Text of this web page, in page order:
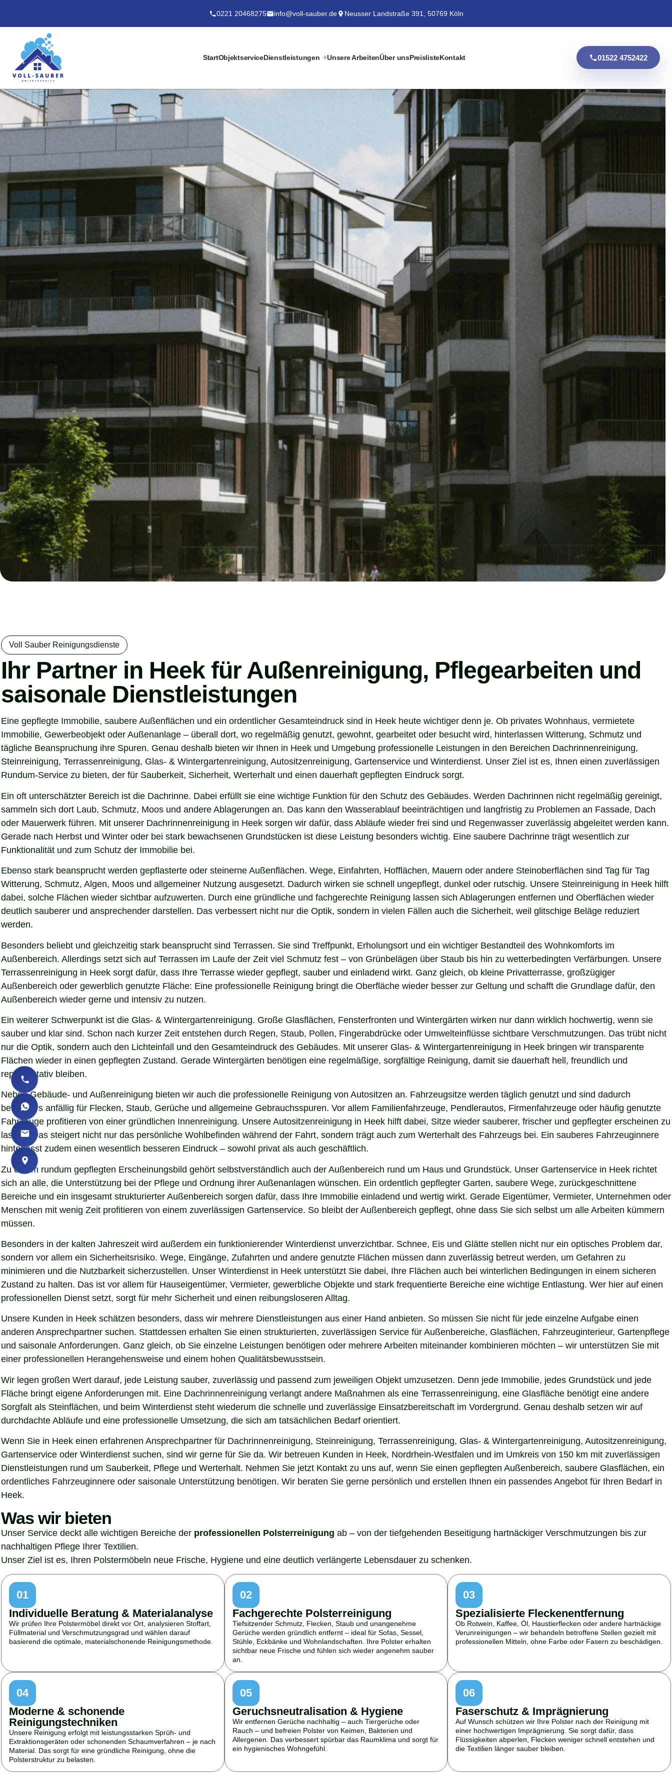
0221 20468275 info@voll-sauber.de Neusser Landstraße 391, 50769 Köln
StartObjektserviceDienstleistungen Unsere ArbeitenÜber unsPreislisteKontakt 01522 4752422
Voll Sauber Reinigungsdienste
Ihr Partner in Heek für Außenreinigung, Pflegearbeiten und
saisonale Dienstleistungen
Eine gepflegte Immobilie, saubere Außenflächen und ein ordentlicher Gesamteindruck sind in Heek heute wichtiger denn je. Ob privates Wohnhaus, vermietete
Immobilie, Gewerbeobjekt oder Außenanlage – überall dort, wo regelmäßig genutzt, gewohnt, gearbeitet oder besucht wird, hinterlassen Witterung, Schmutz und
tägliche Beanspruchung ihre Spuren. Genau deshalb bieten wir Ihnen in Heek und Umgebung professionelle Leistungen in den Bereichen Dachrinnenreinigung,
Steinreinigung, Terrassenreinigung, Glas- & Wintergartenreinigung, Autositzenreinigung, Gartenservice und Winterdienst. Unser Ziel ist es, Ihnen einen zuverlässigen
Rundum-Service zu bieten, der für Sauberkeit, Sicherheit, Werterhalt und einen dauerhaft gepflegten Eindruck sorgt.
Ein oft unterschätzter Bereich ist die Dachrinne. Dabei erfüllt sie eine wichtige Funktion für den Schutz des Gebäudes. Werden Dachrinnen nicht regelmäßig gereinigt,
sammeln sich dort Laub, Schmutz, Moos und andere Ablagerungen an. Das kann den Wasserablauf beeinträchtigen und langfristig zu Problemen an Fassade, Dach
oder Mauerwerk führen. Mit unserer Dachrinnenreinigung in Heek sorgen wir dafür, dass Abläufe wieder frei sind und Regenwasser zuverlässig abgeleitet werden kann.
Gerade nach Herbst und Winter oder bei stark bewachsenen Grundstücken ist diese Leistung besonders wichtig. Eine saubere Dachrinne trägt wesentlich zur
Funktionalität und zum Schutz der Immobilie bei.
Ebenso stark beansprucht werden gepflasterte oder steinerne Außenflächen. Wege, Einfahrten, Hofflächen, Mauern oder andere Steinoberflächen sind Tag für Tag
Witterung, Schmutz, Algen, Moos und allgemeiner Nutzung ausgesetzt. Dadurch wirken sie schnell ungepflegt, dunkel oder rutschig. Unsere Steinreinigung in Heek hilft
dabei, solche Flächen wieder sichtbar aufzuwerten. Durch eine gründliche und fachgerechte Reinigung lassen sich Ablagerungen entfernen und Oberflächen wieder
deutlich sauberer und ansprechender darstellen. Das verbessert nicht nur die Optik, sondern in vielen Fällen auch die Sicherheit, weil glitschige Beläge reduziert
werden.
Besonders beliebt und gleichzeitig stark beansprucht sind Terrassen. Sie sind Treffpunkt, Erholungsort und ein wichtiger Bestandteil des Wohnkomforts im
Außenbereich. Allerdings setzt sich auf Terrassen im Laufe der Zeit viel Schmutz fest – von Grünbelägen über Staub bis hin zu wetterbedingten Verfärbungen. Unsere
Terrassenreinigung in Heek sorgt dafür, dass Ihre Terrasse wieder gepflegt, sauber und einladend wirkt. Ganz gleich, ob kleine Privatterrasse, großzügiger
Außenbereich oder gewerblich genutzte Fläche: Eine professionelle Reinigung bringt die Oberfläche wieder besser zur Geltung und schafft die Grundlage dafür, den
Außenbereich wieder gerne und intensiv zu nutzen.
Ein weiterer Schwerpunkt ist die Glas- & Wintergartenreinigung. Große Glasflächen, Fensterfronten und Wintergärten wirken nur dann wirklich hochwertig, wenn sie
sauber und klar sind. Schon nach kurzer Zeit entstehen durch Regen, Staub, Pollen, Fingerabdrücke oder Umwelteinflüsse sichtbare Verschmutzungen. Das trübt nicht
nur die Optik, sondern auch den Lichteinfall und den Gesamteindruck des Gebäudes. Mit unserer Glas- & Wintergartenreinigung in Heek bringen wir transparente
Flächen wieder in einen gepflegten Zustand. Gerade Wintergärten benötigen eine regelmäßige, sorgfältige Reinigung, damit sie dauerhaft hell, freundlich und
repräsentativ bleiben.
Neben Gebäude- und Außenreinigung bieten wir auch die professionelle Reinigung von Autositzen an. Fahrzeugsitze werden täglich genutzt und sind dadurch
besonders anfällig für Flecken, Staub, Gerüche und allgemeine Gebrauchsspuren. Vor allem Familienfahrzeuge, Pendlerautos, Firmenfahrzeuge oder häufig genutzte
Fahrzeuge profitieren von einer gründlichen Innenreinigung. Unsere Autositzenreinigung in Heek hilft dabei, Sitze wieder sauberer, frischer und gepflegter erscheinen zu
lassen. Das steigert nicht nur das persönliche Wohlbefinden während der Fahrt, sondern trägt auch zum Werterhalt des Fahrzeugs bei. Ein sauberes Fahrzeuginnere
hinterlässt zudem einen wesentlich besseren Eindruck – sowohl privat als auch geschäftlich.
Zu einem rundum gepflegten Erscheinungsbild gehört selbstverständlich auch der Außenbereich rund um Haus und Grundstück. Unser Gartenservice in Heek richtet
sich an alle, die Unterstützung bei der Pflege und Ordnung ihrer Außenanlagen wünschen. Ein ordentlich gepflegter Garten, saubere Wege, zurückgeschnittene
Bereiche und ein insgesamt strukturierter Außenbereich sorgen dafür, dass Ihre Immobilie einladend und wertig wirkt. Gerade Eigentümer, Vermieter, Unternehmen oder
Menschen mit wenig Zeit profitieren von einem zuverlässigen Gartenservice. So bleibt der Außenbereich gepflegt, ohne dass Sie sich selbst um alle Arbeiten kümmern
müssen.
Besonders in der kalten Jahreszeit wird außerdem ein funktionierender Winterdienst unverzichtbar. Schnee, Eis und Glätte stellen nicht nur ein optisches Problem dar,
sondern vor allem ein Sicherheitsrisiko. Wege, Eingänge, Zufahrten und andere genutzte Flächen müssen dann zuverlässig betreut werden, um Gefahren zu
minimieren und die Nutzbarkeit sicherzustellen. Unser Winterdienst in Heek unterstützt Sie dabei, Ihre Flächen auch bei winterlichen Bedingungen in einem sicheren
Zustand zu halten. Das ist vor allem für Hauseigentümer, Vermieter, gewerbliche Objekte und stark frequentierte Bereiche eine wichtige Entlastung. Wer hier auf einen
professionellen Dienst setzt, sorgt für mehr Sicherheit und einen reibungsloseren Alltag.
Unsere Kunden in Heek schätzen besonders, dass wir mehrere Dienstleistungen aus einer Hand anbieten. So müssen Sie nicht für jede einzelne Aufgabe einen
anderen Ansprechpartner suchen. Stattdessen erhalten Sie einen strukturierten, zuverlässigen Service für Außenbereiche, Glasflächen, Fahrzeuginterieur, Gartenpflege
und saisonale Anforderungen. Ganz gleich, ob Sie einzelne Leistungen benötigen oder mehrere Arbeiten miteinander kombinieren möchten – wir unterstützen Sie mit
einer professionellen Herangehensweise und einem hohen Qualitätsbewusstsein.
Wir legen großen Wert darauf, jede Leistung sauber, zuverlässig und passend zum jeweiligen Objekt umzusetzen. Denn jede Immobilie, jedes Grundstück und jede
Fläche bringt eigene Anforderungen mit. Eine Dachrinnenreinigung verlangt andere Maßnahmen als eine Terrassenreinigung, eine Glasfläche benötigt eine andere
Sorgfalt als Steinflächen, und beim Winterdienst steht wiederum die schnelle und zuverlässige Einsatzbereitschaft im Vordergrund. Genau deshalb setzen wir auf
durchdachte Abläufe und eine professionelle Umsetzung, die sich am tatsächlichen Bedarf orientiert.
Wenn Sie in Heek einen erfahrenen Ansprechpartner für Dachrinnenreinigung, Steinreinigung, Terrassenreinigung, Glas- & Wintergartenreinigung, Autositzenreinigung,
Gartenservice oder Winterdienst suchen, sind wir gerne für Sie da. Wir betreuen Kunden in Heek, Nordrhein-Westfalen und im Umkreis von 150 km mit zuverlässigen
Dienstleistungen rund um Sauberkeit, Pflege und Werterhalt. Nehmen Sie jetzt Kontakt zu uns auf, wenn Sie einen gepflegten Außenbereich, saubere Glasflächen, ein
ordentliches Fahrzeuginnere oder saisonale Unterstützung benötigen. Wir beraten Sie gerne persönlich und erstellen Ihnen ein passendes Angebot für Ihren Bedarf in
Heek.
Was wir bieten
Unser Service deckt alle wichtigen Bereiche der professionellen Polsterreinigung ab – von der tiefgehenden Beseitigung hartnäckiger Verschmutzungen bis zur
nachhaltigen Pflege Ihrer Textilien.
Unser Ziel ist es, Ihren Polstermöbeln neue Frische, Hygiene und eine deutlich verlängerte Lebensdauer zu schenken.
01
Individuelle Beratung & Materialanalyse
Wir prüfen Ihre Polstermöbel direkt vor Ort, analysieren Stoffart,
Füllmaterial und Verschmutzungsgrad und wählen darauf
basierend die optimale, materialschonende Reinigungsmethode.
02
Fachgerechte Polsterreinigung
Tiefsitzender Schmutz, Flecken, Staub und unangenehme
Gerüche werden gründlich entfernt – ideal für Sofas, Sessel,
Stühle, Eckbänke und Wohnlandschaften. Ihre Polster erhalten
sichtbar neue Frische und fühlen sich wieder angenehm sauber
an.
03
Spezialisierte Fleckenentfernung
Ob Rotwein, Kaffee, Öl, Haustierflecken oder andere hartnäckige
Verunreinigungen – wir behandeln betroffene Stellen gezielt mit
professionellen Mitteln, ohne Farbe oder Fasern zu beschädigen.
04
Moderne & schonende
Reinigungstechniken
Unsere Reinigung erfolgt mit leistungsstarken Sprüh- und
Extraktionsgeräten oder schonenden Schaumverfahren – je nach
Material. Das sorgt für eine gründliche Reinigung, ohne die
Polsterstruktur zu belasten.
05
Geruchsneutralisation & Hygiene
Wir entfernen Gerüche nachhaltig – auch Tiergerüche oder
Rauch – und befreien Polster von Keimen, Bakterien und
Allergenen. Das verbessert spürbar das Raumklima und sorgt für
ein hygienisches Wohngefühl.
06
Faserschutz & Imprägnierung
Auf Wunsch schützen wir Ihre Polster nach der Reinigung mit
einer hochwertigen Imprägnierung. Sie sorgt dafür, dass
Flüssigkeiten abperlen, Flecken weniger schnell entstehen und
die Textilien länger sauber bleiben.